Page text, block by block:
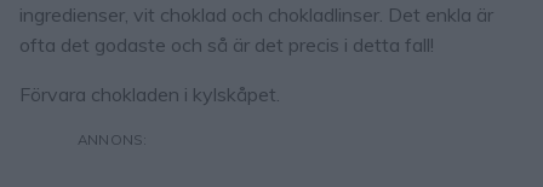
ingredienser, vit choklad och chokladlinser. Det enkla är
ofta det godaste och så är det precis i detta fall!
Förvara chokladen i kylskåpet.